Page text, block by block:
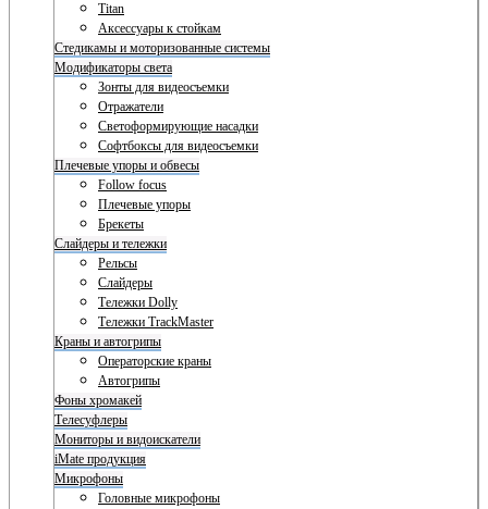
Titan
Аксессуары к стойкам
Стедикамы и моторизованные системы
Модификаторы света
Зонты для видеосъемки
Отражатели
Светоформирующие насадки
Софтбоксы для видеосъемки
Плечевые упоры и обвесы
Follow focus
Плечевые упоры
Брекеты
Слайдеры и тележки
Рельсы
Слайдеры
Тележки Dolly
Тележки TrackMaster
Краны и автогрипы
Операторские краны
Автогрипы
Фоны хромакей
Телесуфлеры
Мониторы и видоискатели
iMate продукция
Микрофоны
Головные микрофоны